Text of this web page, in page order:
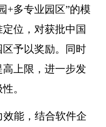
+多专业园区”的模
位，对获批中国
予以奖励。同时
上限，进一步发
。
能，结合软件企